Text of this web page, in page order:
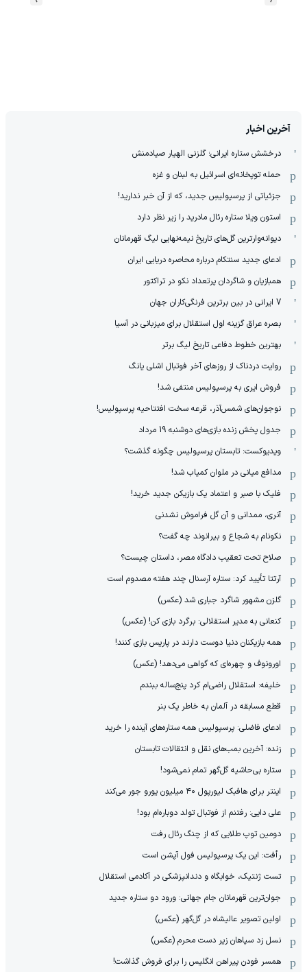
آخرین اخبار
درخشش ستاره ایرانی؛ گلزنی الهیار صیادمنش
حمله توپخانه‌ای اسرائیل به لبنان و غزه
جزئیاتی از پرسپولیسِ جدید، که از آن ‌خبر ندارید!
استون ویلا ستاره رئال مادرید را زیر نظر دارد
دیوانه‌وارترین گل‌های تاریخ نیمه‌نهایی لیگ قهرمانان
ادعای جدید سنتکام درباره محاصره دریایی ایران
همبازیان و شاگردان پرتعداد نکو در تراکتور
7 ایرانی در بین برترین فرنگی‌کاران جهان
بصره عراق گزینه اول استقلال برای میزبانی در آسیا
بهترین خطوط دفاعی تاریخ لیگ برتر
روایت دردناک از روزهای آخر فوتبال اشلی یانگ
فروش ایری به پرسپولیس منتفی شد!
نوجوان‌های شمس‌آذر، قرعه سخت افتتاحیه پرسپولیس!
جدول پخش زنده بازی‌های دوشنبه 19 مرداد
ویدیوکست: تابستان پرسپولیس چگونه گذشت؟
مدافع میانی در ملوان کمیاب شد!
فلیک با صبر و اعتماد یک بازیکن جدید خرید!
آنری، ممدانی و آن گل فراموش نشدنی
نکونام به شجاع و بیرانوند چه گفت؟
صلاح تحت تعقیب دادگاه مصر، داستان چیست؟
آرتتا تأیید کرد: ستاره آرسنال چند هفته مصدوم است
گلزن مشهور شاگرد جباری شد (عکس)
کنعانی به مدیر استقلالی: برگرد بازی کن! (عکس)
همه بازیکنان دنیا دوست دارند در پاریس بازی کنند!
اورونوف و چهره‌ای که گواهی می‌دهد! (عکس)
خلیفه: استقلال راضی‌ام کرد پنج‌ساله ببندم
قطع مسابقه در آلمان به خاطر یک بنر
ادعای فاضلی: پرسپولیس همه ستاره‌های آینده را خرید
زنده: آخرین بمب‌های نقل و انتقالات تابستان
ستاره بی‌حاشیه گل‌گهر تمام نمی‌شود!
اینتر برای هافبک لیورپول ۴۰ میلیون یورو جور می‌کند
علی دایی: رفتنم از فوتبال تولد دوباره‌ام بود!
دومین توپ طلایی که از چنگ رئال رفت
رأفت: این یک پرسپولیس فول آپشن است
تست ژنتیک، خوابگاه و دندانپزشکی در آکادمی استقلال
جوان‌ترین قهرمانان جام جهانی: ورود دو ستاره جدید
اولین تصویر عالیشاه در گل‌گهر (عکس)
نسل زد سپاهان زیر دست محرم (عکس)
همسر فودن پیراهن انگلیس را برای فروش گذاشت!